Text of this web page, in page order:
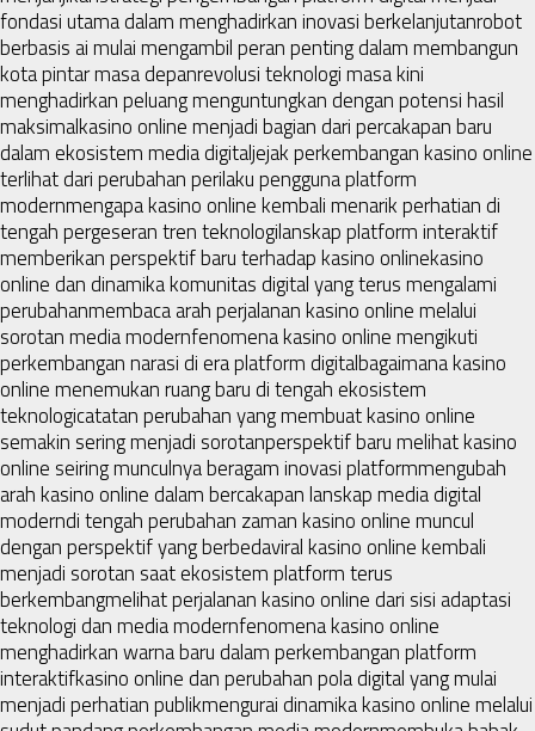
fondasi utama dalam menghadirkan inovasi berkelanjutanrobot
berbasis ai mulai mengambil peran penting dalam membangun
kota pintar masa depanrevolusi teknologi masa kini
menghadirkan peluang menguntungkan dengan potensi hasil
maksimalkasino online menjadi bagian dari percakapan baru
dalam ekosistem media digitaljejak perkembangan kasino online
terlihat dari perubahan perilaku pengguna platform
modernmengapa kasino online kembali menarik perhatian di
tengah pergeseran tren teknologilanskap platform interaktif
memberikan perspektif baru terhadap kasino onlinekasino
online dan dinamika komunitas digital yang terus mengalami
perubahanmembaca arah perjalanan kasino online melalui
sorotan media modernfenomena kasino online mengikuti
perkembangan narasi di era platform digitalbagaimana kasino
online menemukan ruang baru di tengah ekosistem
teknologicatatan perubahan yang membuat kasino online
semakin sering menjadi sorotanperspektif baru melihat kasino
online seiring munculnya beragam inovasi platformmengubah
arah kasino online dalam bercakapan lanskap media digital
moderndi tengah perubahan zaman kasino online muncul
dengan perspektif yang berbedaviral kasino online kembali
menjadi sorotan saat ekosistem platform terus
berkembangmelihat perjalanan kasino online dari sisi adaptasi
teknologi dan media modernfenomena kasino online
menghadirkan warna baru dalam perkembangan platform
interaktifkasino online dan perubahan pola digital yang mulai
menjadi perhatian publikmengurai dinamika kasino online melalui